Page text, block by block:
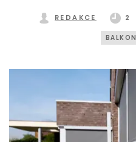
REDAKCE 2
BALKON